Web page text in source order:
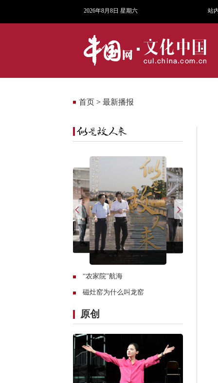
2026年8月8日 星期六 站
首页 > 最新播报
“农家院”航海
磁灶窑为什么叫龙窑
原创